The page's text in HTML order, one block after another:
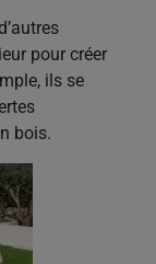
pour créer
ils se
bois.